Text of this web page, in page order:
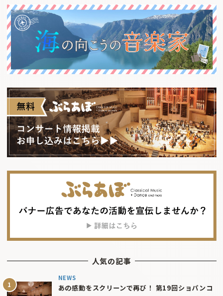
人気の記事
NEWS
あの感動をスクリーンで再び！ 第19回ショパンコ